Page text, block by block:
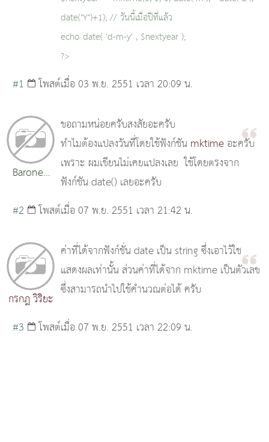
date("Y")+1); // วันนี้เมื่อปีที่แล้ว
echo date( 'd-m-y' , $nextyear );
?>
#1 โพสต์เมื่อ 03 พ.ย. 2551 เวลา 20:09 น.
Baronen
ขอถามหน่อยครับสงสัยอะครับ
ทำไมต้องแปลงวันที่โดยใช้ฟังก์ชันmktimeอะครับ
เพราะ ผมเขียนไม่เคยแปลงเลย ใช้โดยตรงจาก
ฟังก์ชัน date() เลยอะครับ
#2
โพสต์เมื่อ 07 พ.ย. 2551 เวลา 21:42 น.
กรกฎ วิริยะ
ค่าที่ได้จากฟังก์ชั่น date เป็น string ซึ่งเอาไว้ใช
แสดงผลเท่านั้น ส่วนค่าที่ได้จาก mktime เป็นตัวเลข
ซึ่งสามารถนำไปใช้คำนวณต่อได้ ครับ
#3 โพสต์เมื่อ 07 พ.ย. 2551 เวลา 22:09 น.